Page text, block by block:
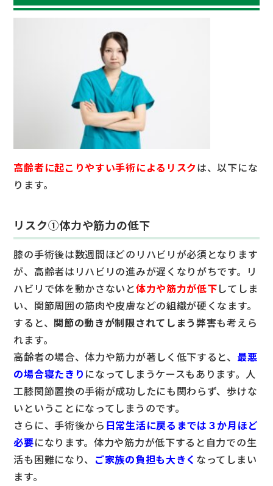
高齢者に起こりやすい手術によるリスクは、以下にな
ります。
リスク①体力や筋力の低下
膝の手術後は数週間ほどのリハビリが必須となります
が、高齢者はリハビリの進みが遅くなりがちです。リ
ハビリで体を動かさないと体力や筋力が低下してしま
い、関節周囲の筋肉や皮膚などの組織が硬くなます。
すると、 関節の動きが制限されてしまう弊害も考えら
れます。
高齢者の場合、体力や筋力が著しく低下すると、 最悪
の場合寝たきり になってしまうケースもあります。人
工膝関節置換の手術が成功したにも関わらず、歩けな
いということになってしまうのです。
さらに、手術後から 日常生活に戻るまでは３か月ほど
必要になります。体力や筋力が低下すると自力での生
活も困難になり、 ご家族の負担も大きく なってしまい
ます。